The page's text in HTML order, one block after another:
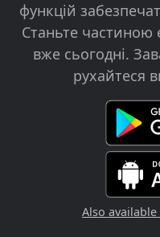
функцій
Станьте частиною
вже сьогодні.
рухайтеся
Also